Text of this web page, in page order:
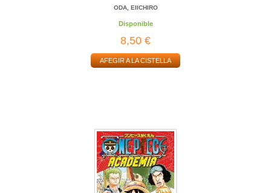
ODA, EIICHIRO
Disponible
8,50 €
AFEGIR A LA CISTELLA